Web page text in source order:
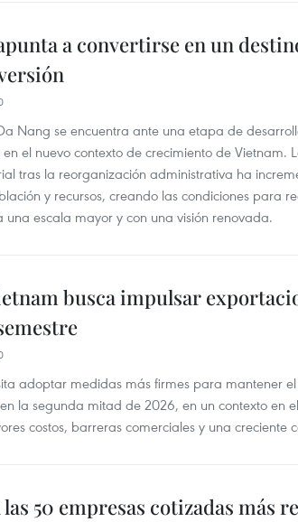
a convertirse en un
Nang se encuentra ante una etapa de
el nuevo contexto de crecimiento de Vietnam.
tras la reorganización administrativa ha
y recursos, creando las condiciones para
una escala mayor y con una visión renovada.
busca impulsar
adoptar medidas más firmes para mantener
la segunda mitad de 2026, en un contexto en
costos, barreras comerciales y una creciente
50 empresas cotizadas más